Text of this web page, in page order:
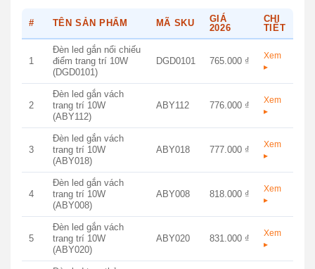
# TÊN SẢN PHẨM MÃ SKU
GIÁ
2026
CHI
TIẾT
1
Đèn led gắn nổi chiếu
điểm trang trí 10W
(DGD0101)
DGD0101 765.000 ₫
Xem
▸
2
Đèn led gắn vách
trang trí 10W
(ABY112)
ABY112 776.000 ₫
Xem
▸
3
Đèn led gắn vách
trang trí 10W
(ABY018)
ABY018 777.000 ₫
Xem
▸
4
Đèn led gắn vách
trang trí 10W
(ABY008)
ABY008 818.000 ₫
Xem
▸
5
Đèn led gắn vách
trang trí 10W
(ABY020)
ABY020 831.000 ₫
Xem
▸